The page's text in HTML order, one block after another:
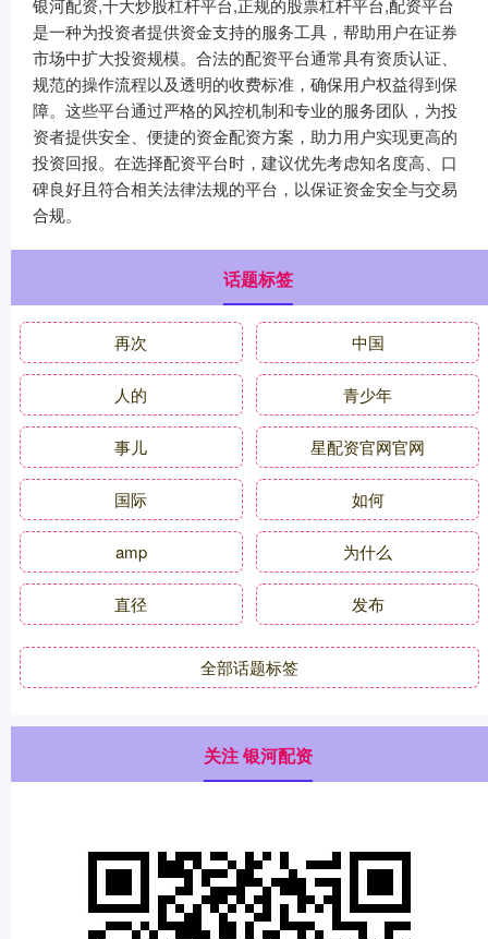
银河配资,十大炒股杠杆平台,正规的股票杠杆平台,配资平台
是一种为投资者提供资金支持的服务工具，帮助用户在证券
市场中扩大投资规模。合法的配资平台通常具有资质认证、
规范的操作流程以及透明的收费标准，确保用户权益得到保
障。这些平台通过严格的风控机制和专业的服务团队，为投
资者提供安全、便捷的资金配资方案，助力用户实现更高的
投资回报。在选择配资平台时，建议优先考虑知名度高、口
碑良好且符合相关法律法规的平台，以保证资金安全与交易
合规。
话题标签
再次 中国
人的 青少年
事儿 星配资官网官网
国际 如何
amp 为什么
直径 发布
全部话题标签
关注 银河配资